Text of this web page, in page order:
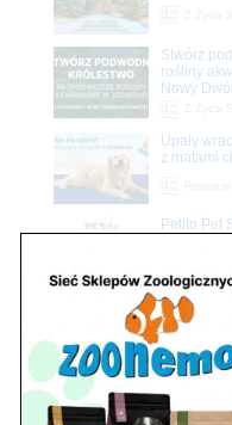
Stwórz
rośliny
Nowy
Upały
z matami
Petito Pet
Znajdź nas
Adres
05-120 Legionowo